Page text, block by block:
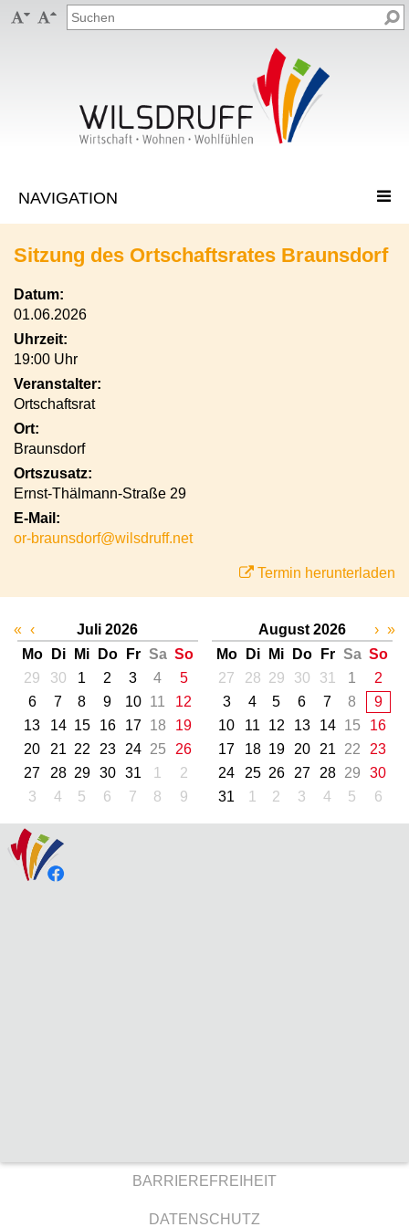
 
Sitzung des Ortschaftsrates Braunsdorf
Datum:
01.06.2026
Uhrzeit:
19:00 Uhr
Veranstalter:
Ortschaftsrat
Ort:
Braunsdorf
Ortszusatz:
Ernst-Thälmann-Straße 29
E-Mail:
or-braunsdorf@wilsdruff.net
Termin herunterladen
« ‹
Juli 2026
Mo
Di Mi Do Fr Sa So
29
30 1 2 3 4
5
6
7 8 9 10 11
12
13
14 15 16 17 18
19
20
21 22 23 24 25
26
27
28 29 30 31 1
2
3
4 5 6 7 8 9
August 2026
Mo
Di Mi Do Fr Sa So
27
28 29 30 31 1
2
3
4 5 6 7 8
9
10
11 12 13 14 15
16
17
18 19 20 21 22
23
24
25 26 27 28 29
30
31
1 2 3 4 5 6
› »
BARRIEREFREIHEIT
DATENSCHUTZ